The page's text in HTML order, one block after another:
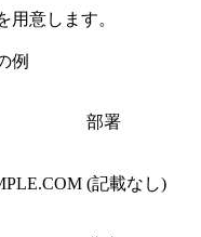
用意します。
例
部署
(記載なし)